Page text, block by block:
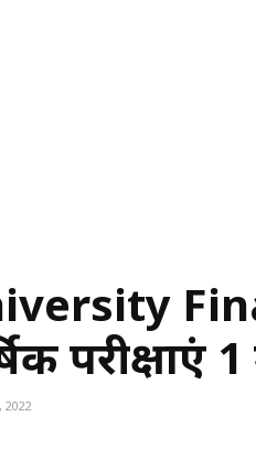
परीक्षाएं
2022